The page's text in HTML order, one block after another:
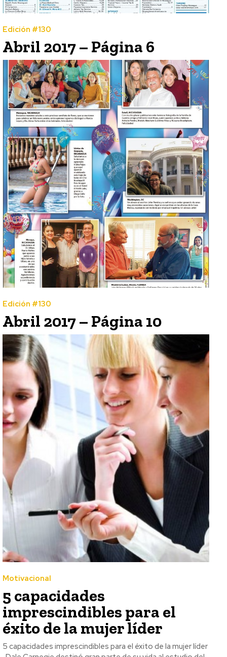
Edición #130
Abril 2017 – Página 6
Edición #130
Abril 2017 – Página 10
Motivacional
5 capacidades
imprescindibles para el
éxito de la mujer líder
5 capacidades imprescindibles para el éxito de la mujer líder